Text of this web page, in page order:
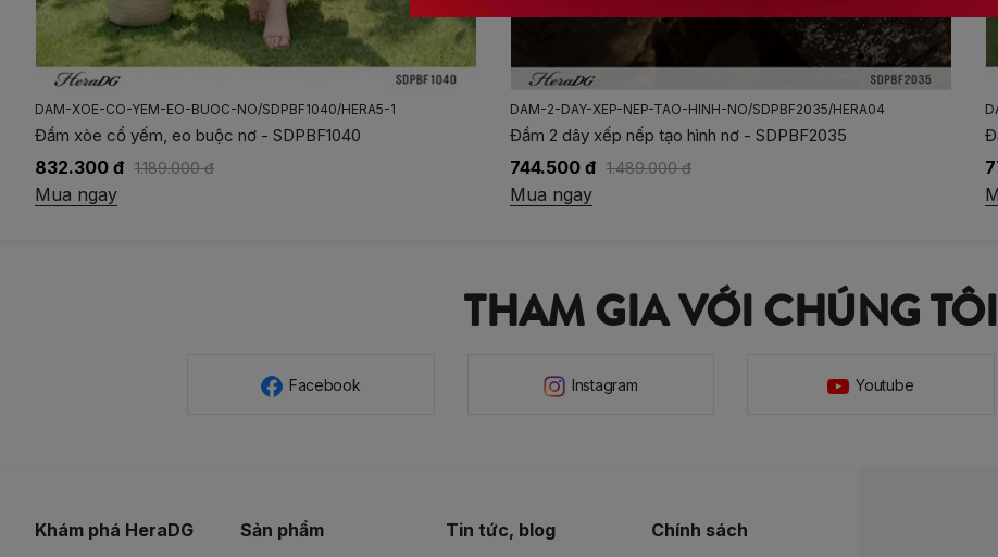
DAM-2-DAY-XEP-NEP-TAO-HINH-NO/SDPBF2035/HERA04
Đầm 2 dây xếp nếp tạo hình nơ - SDPBF2035
744.500 đ 1.489.000 đ
Mua ngay
DAM-CO-YEM-BUOC-NO/SDPBF2032/HERA04
Đầm cổ yếm buộc nơ - SDPBF2032
773.400 đ 1.289.000 đ
Mua ngay
THAM GIA VỚI CHÚNG TÔI
Facebook Instagram Youtube
Khám phá HeraDG Sản phẩm Tin tức, blog Chính sách